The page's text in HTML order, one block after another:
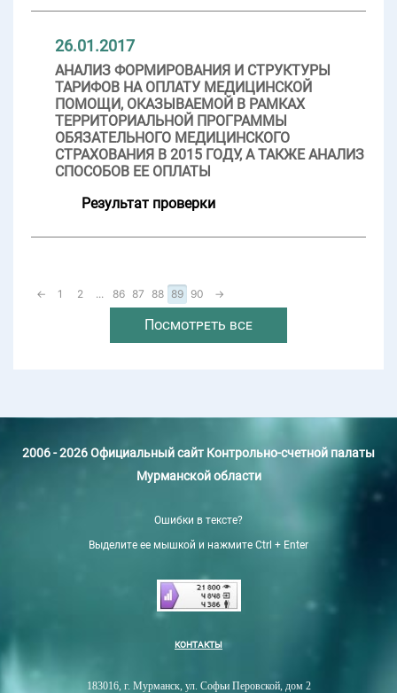
26.01.2017
АНАЛИЗ ФОРМИРОВАНИЯ И СТРУКТУРЫ
ТАРИФОВ НА ОПЛАТУ МЕДИЦИНСКОЙ
ПОМОЩИ, ОКАЗЫВАЕМОЙ В РАМКАХ
ТЕРРИТОРИАЛЬНОЙ ПРОГРАММЫ
ОБЯЗАТЕЛЬНОГО МЕДИЦИНСКОГО
СТРАХОВАНИЯ В 2015 ГОДУ, А ТАКЖЕ АНАЛИЗ
СПОСОБОВ ЕЕ ОПЛАТЫ
Результат проверки
← 1 2 ... 86 87 88 89 90 →
Посмотреть все
2006 - 2026 Официальный сайт Контрольно-счетной палаты
Мурманской области
Ошибки в тексте?
Выделите ее мышкой и нажмите Ctrl + Enter
КОНТАКТЫ
183016, г. Мурманск, ул. Софьи Перовской, дом 2